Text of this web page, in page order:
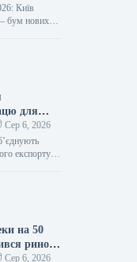
Київ
– бум нових
року…
для
порту
Сер 6, 2026
експорту
Ключові
на 50
ринок
Сер 6, 2026